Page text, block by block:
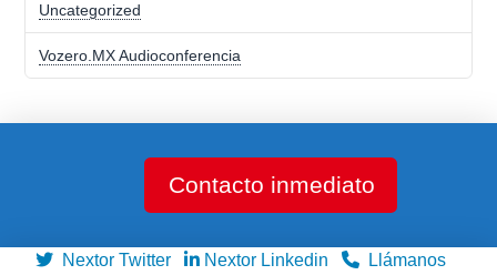
Uncategorized
Vozero.MX Audioconferencia
Contacto inmediato
Nextor Twitter Nextor Linkedin Llámanos